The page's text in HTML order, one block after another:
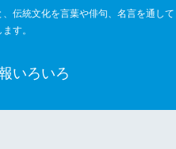
伝統文化を言葉や俳句、名言を通して
す。
いろいろ